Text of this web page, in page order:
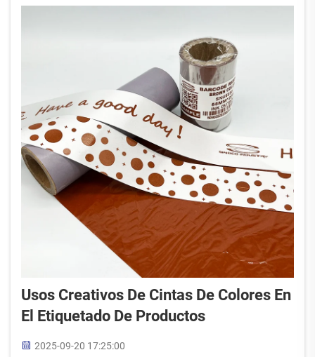
con tinta que...
Usos Creativos De Cintas De Colores En
El Etiquetado De Productos
2025-09-20 17:25:00